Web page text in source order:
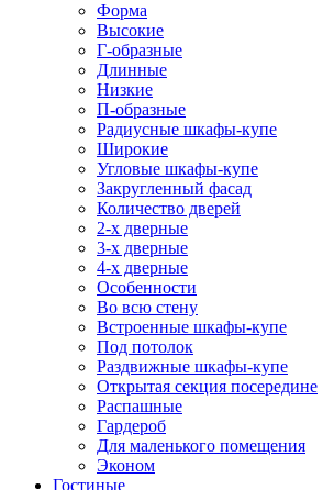
Форма
Высокие
Г-образные
Длинные
Низкие
П-образные
Радиусные шкафы-купе
Широкие
Угловые шкафы-купе
Закругленный фасад
Количество дверей
2-х дверные
3-х дверные
4-х дверные
Особенности
Во всю стену
Встроенные шкафы-купе
Под потолок
Раздвижные шкафы-купе
Открытая секция посередине
Распашные
Гардероб
Для маленького помещения
Эконом
Гостиные